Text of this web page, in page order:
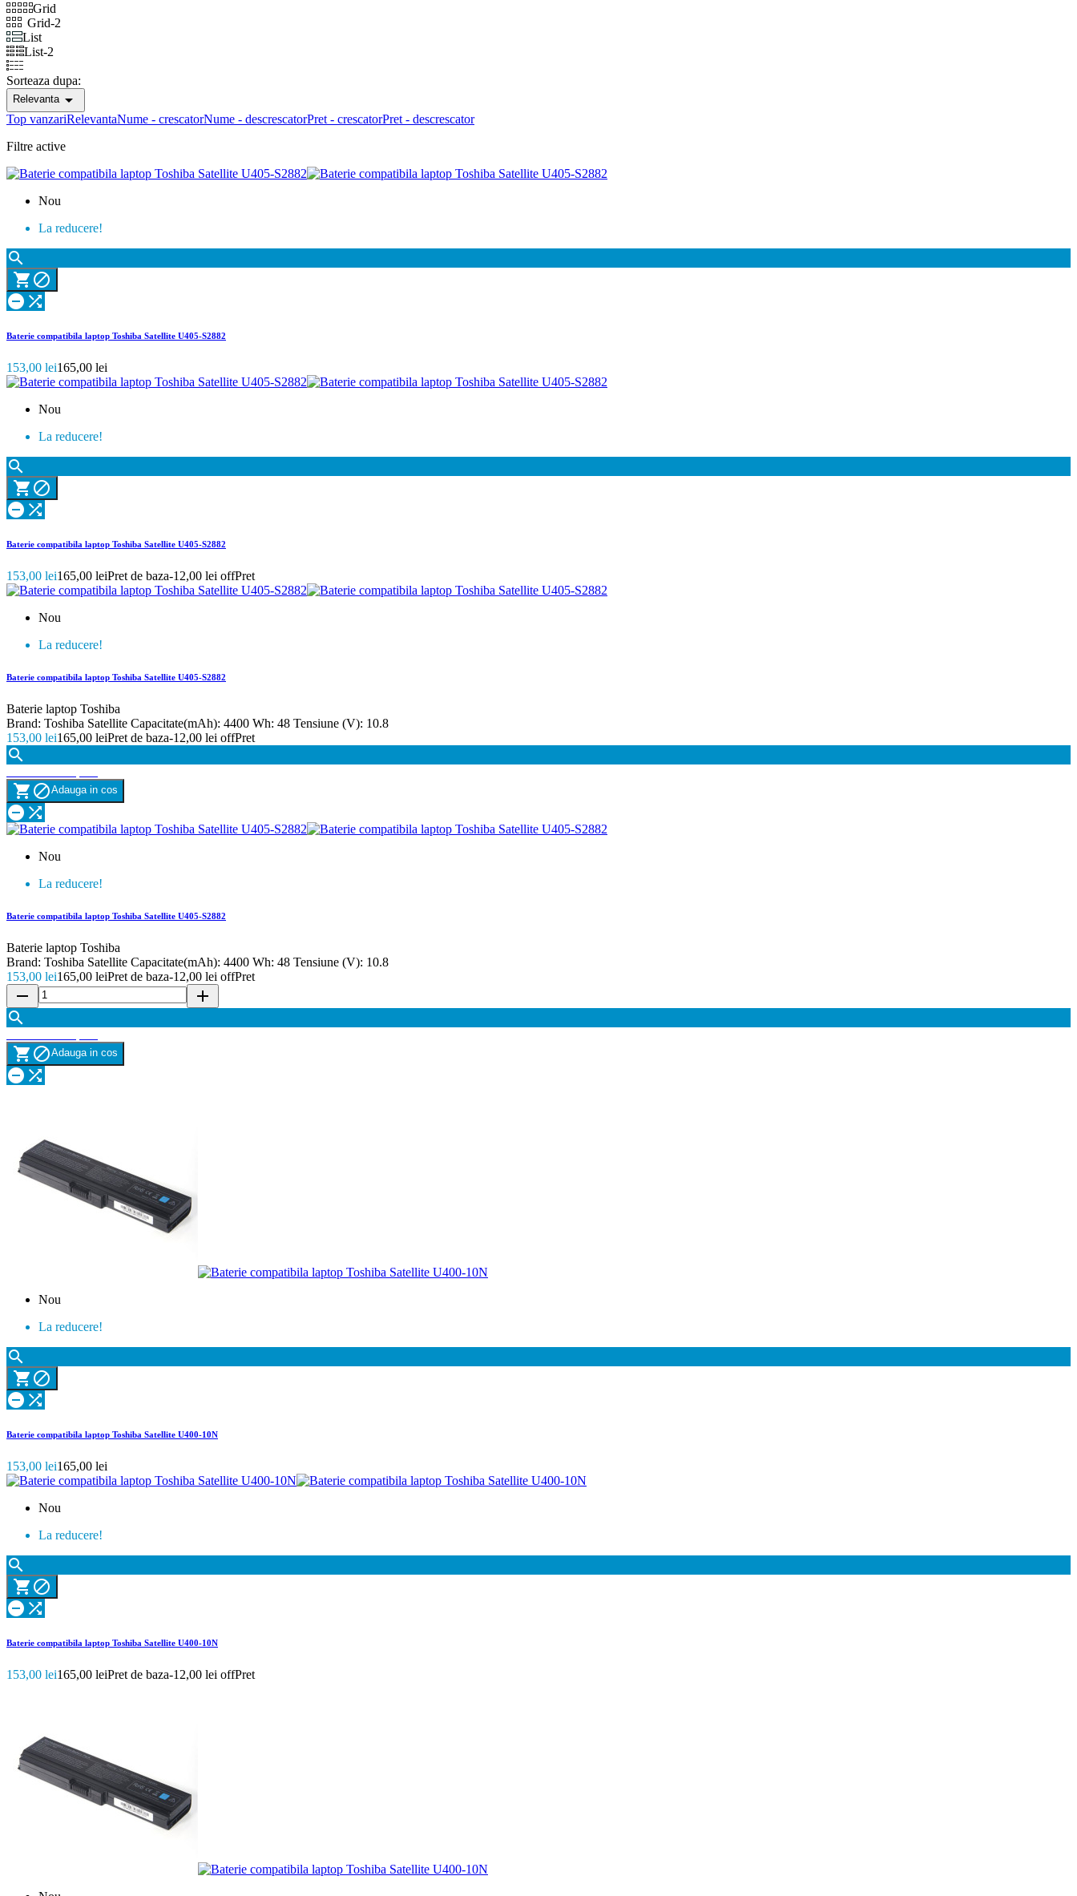
Grid
Grid-2
List
List-2
Sorteaza dupa:
Relevanta
Top vanzariRelevantaNume - crescatorNume - descrescatorPret - crescatorPret - descrescator
Filtre active
Nou
La reducere!

 
 
Baterie compatibila laptop Toshiba Satellite U405-S2882
153,00 lei165,00 lei
Nou
La reducere!

 
 
Baterie compatibila laptop Toshiba Satellite U405-S2882
153,00 lei165,00 leiPret de baza-12,00 lei offPret
Nou
La reducere!
Baterie compatibila laptop Toshiba Satellite U405-S2882
Baterie laptop Toshiba
Brand: Toshiba Satellite Capacitate(mAh): 4400 Wh: 48 Tensiune (V): 10.8
153,00 lei165,00 leiPret de baza-12,00 lei offPret

 Adauga in cos
 
Nou
La reducere!
Baterie compatibila laptop Toshiba Satellite U405-S2882
Baterie laptop Toshiba
Brand: Toshiba Satellite Capacitate(mAh): 4400 Wh: 48 Tensiune (V): 10.8
153,00 lei165,00 leiPret de baza-12,00 lei offPret
remove
add

 Adauga in cos
 
Nou
La reducere!

 
 
Baterie compatibila laptop Toshiba Satellite U400-10N
153,00 lei165,00 lei
Nou
La reducere!

 
 
Baterie compatibila laptop Toshiba Satellite U400-10N
153,00 lei165,00 leiPret de baza-12,00 lei offPret